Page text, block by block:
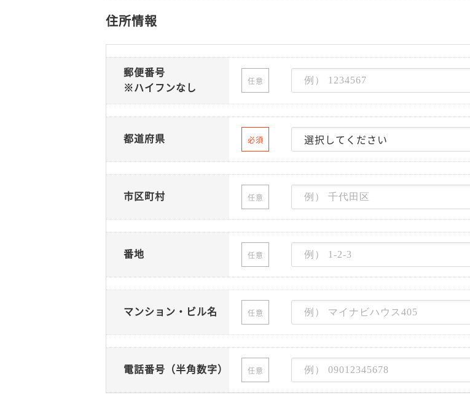
住所情報
郵便番号
※ハイフンなし
任意
都道府県 必須
市区町村 任意
番地 任意
マンション・ビル名 任意
電話番号（半角数字） 任意